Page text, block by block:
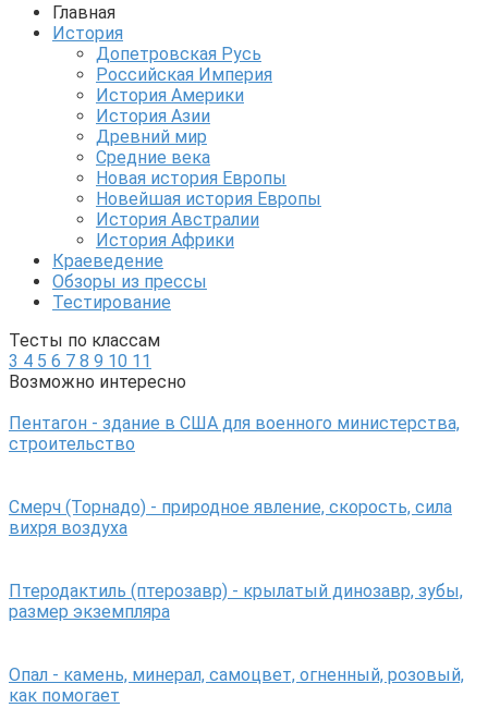
Главная
История
Допетровская Русь
Российская Империя
История Америки
История Азии
Древний мир
Средние века
Новая история Европы
Новейшая история Европы
История Австралии
История Африки
Краеведение
Обзоры из прессы
Тестирование
Тесты по классам
3 4 5 6 7 8 9 10 11
Возможно интересно
Пентагон - здание в США для военного министерства,
строительство
Смерч (Торнадо) - природное явление, скорость, сила
вихря воздуха
Птеродактиль (птерозавр) - крылатый динозавр, зубы,
размер экземпляра
Опал - камень, минерал, самоцвет, огненный, розовый,
как помогает